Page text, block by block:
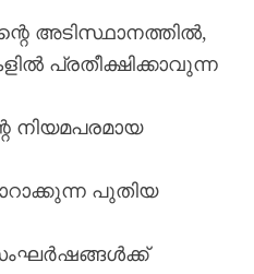
അടിസ്ഥാനത്തിൽ,
പ്രതീക്ഷിക്കാവുന്ന
നിയമപരമായ
പുതിയ